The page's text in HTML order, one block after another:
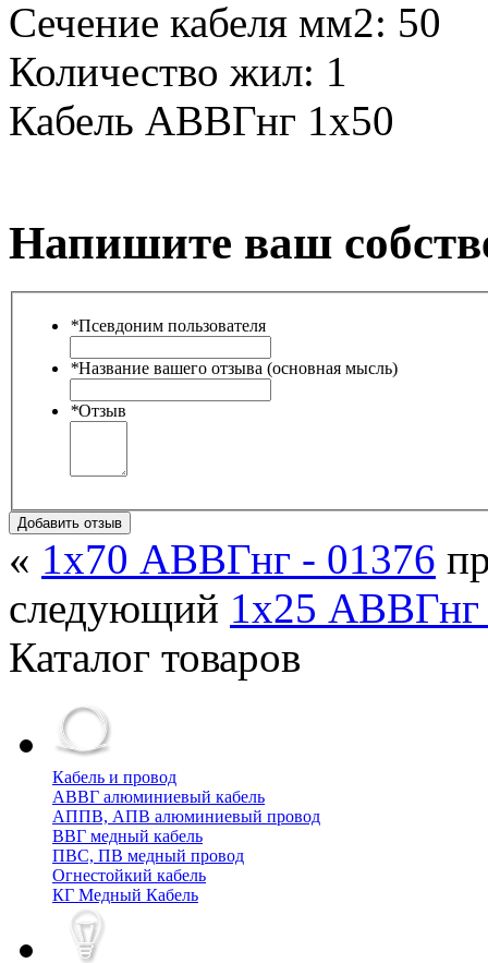
Сечение кабеля мм2: 50
Количество жил: 1
Кабель АВВГнг 1х50
Напишите ваш
*Псевдоним пользователя
*Название вашего отзыва (основная мысль)
*Отзыв
Добавить отзыв
« 1х70 АВВГнг - 01376
следующий 1х25 АВВГнг
Каталог товаров
Кабель и провод
АВВГ алюминиевый кабель
АППВ, АПВ алюминиевый провод
ВВГ медный кабель
ПВС, ПВ медный провод
Огнестойкий кабель
КГ Медный Кабель